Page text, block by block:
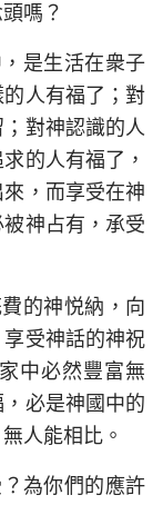
嗎？
是生活在衆子
人有福了；對
對神認識的人
的人有福了，
，而享受在神
神占有，承受
的神悦納，向
受神話的神祝
中必然豐富無
必是神國中的
人能相比。
為你們的應許